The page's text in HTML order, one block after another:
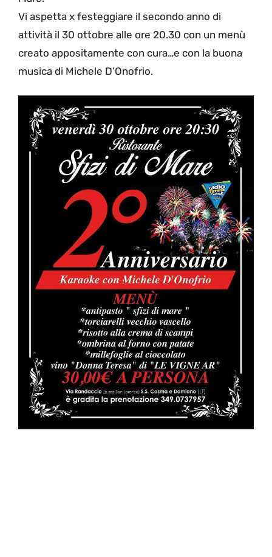
Vi aspetta x festeggiare il secondo anno di
attività il 30 ottobre alle ore 20.30 con un menù
creato appositamente con cura…e con la buona
musica di Michele D’Onofrio.